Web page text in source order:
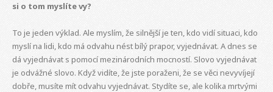
si o tom myslíte vy?
To je jeden výklad. Ale myslím, že silnější je ten, kdo vidí situaci, kdo
myslí na lidi, kdo má odvahu nést bílý prapor, vyjednávat. A dnes se
dá vyjednávat s pomocí mezinárodních mocností. Slovo vyjednávat
je odvážné slovo. Když vidíte, že jste poraženi, že se věci nevyvíjejí
dobře, musíte mít odvahu vyjednávat. Stydíte se, ale kolika mrtvými